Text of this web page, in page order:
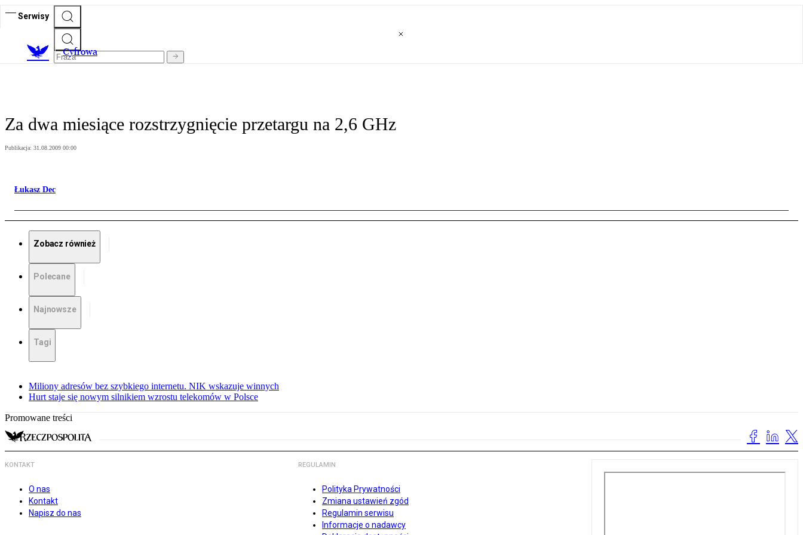
Serwisy
Cyfrowa
Za dwa miesiące rozstrzygnięcie przetargu na 2,6 GHz
Publikacja: 31.08.2009 00:00
Łukasz Dec
Zobacz również
Polecane
Najnowsze
Tagi
Miliony adresów bez szybkiego internetu. NIK wskazuje winnych
Hurt staje się nowym silnikiem wzrostu telekomów w Polsce
Promowane treści
KONTAKT
O nas
Kontakt
Napisz do nas
REGULAMIN
Polityka Prywatności
Zmiana ustawień zgód
Regulamin serwisu
Informacje o nadawcy